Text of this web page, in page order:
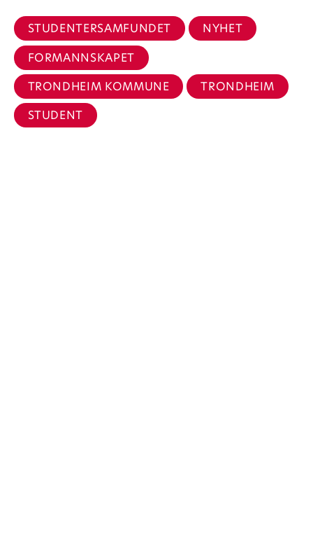
STUDENTERSAMFUNDET
NYHET
FORMANNSKAPET
TRONDHEIM KOMMUNE
TRONDHEIM
STUDENT